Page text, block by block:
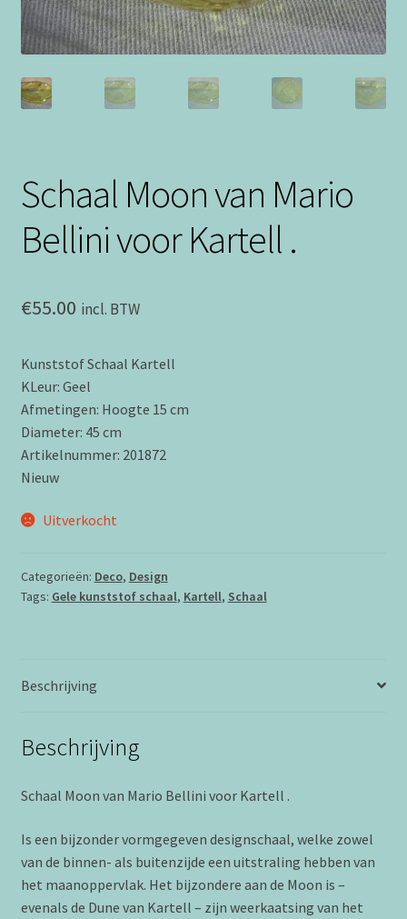
Schaal Moon van Mario
Bellini voor Kartell .
€55.00 incl. BTW
Kunststof Schaal Kartell
KLeur: Geel
Afmetingen: Hoogte 15 cm
Diameter: 45 cm
Artikelnummer: 201872
Nieuw
Uitverkocht
Categorieën: Deco, Design
Tags: Gele kunststof schaal, Kartell, Schaal
Beschrijving
Beschrijving
Schaal Moon van Mario Bellini voor Kartell .
Is een bijzonder vormgegeven designschaal, welke zowel
van de binnen- als buitenzijde een uitstraling hebben van
het maanoppervlak. Het bijzondere aan de Moon is –
evenals de Dune van Kartell – zijn weerkaatsing van het